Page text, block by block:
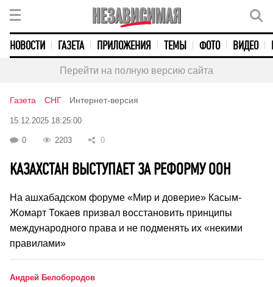
НОВОСТИ ГАЗЕТА ПРИЛОЖЕНИЯ ТЕМЫ ФОТО ВИДЕО
Перейти на полную версию сайта
Газета СНГ Интернет-версия
15.12.2025 18:25:00
0 2203 0
КАЗАХСТАН ВЫСТУПАЕТ ЗА РЕФОРМУ ООН
На ашхабадском форуме «Мир и доверие» Касым-
Жомарт Токаев призвал восстановить принципы
международного права и не подменять их «некими
правилами»
Андрей Белобородов